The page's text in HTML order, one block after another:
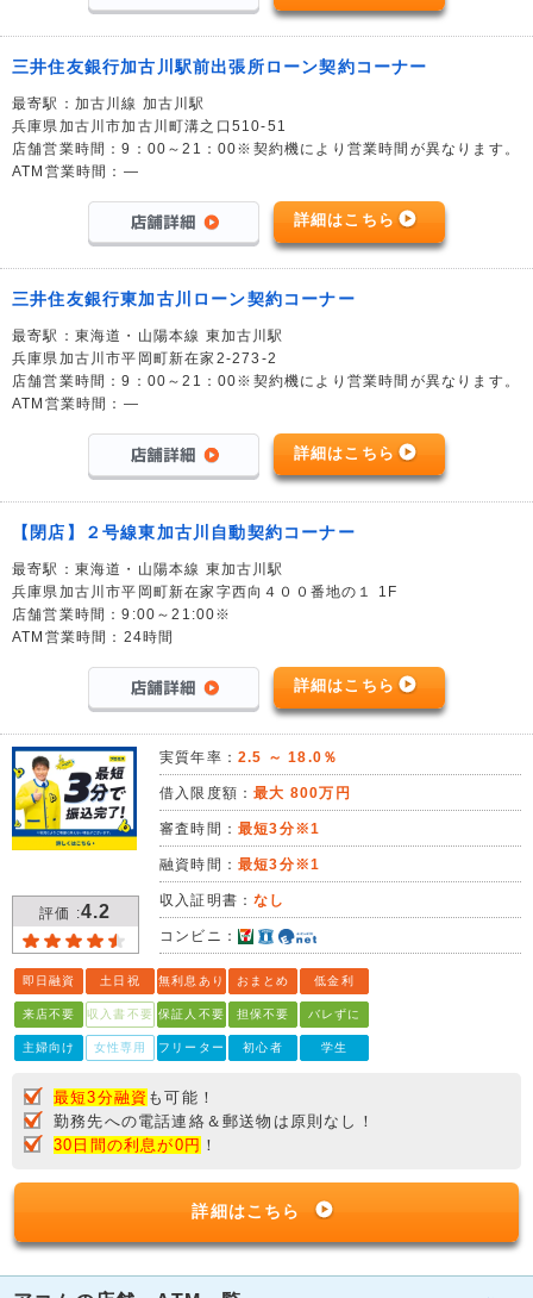
三井住友銀行加古川駅前出張所ローン契約コーナー
最寄駅：加古川線 加古川駅
兵庫県加古川市加古川町溝之口510-51
店舗営業時間：9：00～21：00※契約機により営業時間が異なります。
ATM営業時間：―
詳細はこちら
三井住友銀行東加古川ローン契約コーナー
最寄駅：東海道・山陽本線 東加古川駅
兵庫県加古川市平岡町新在家2-273-2
店舗営業時間：9：00～21：00※契約機により営業時間が異なります。
ATM営業時間：―
詳細はこちら
【閉店】２号線東加古川自動契約コーナー
最寄駅：東海道・山陽本線 東加古川駅
兵庫県加古川市平岡町新在家字西向４００番地の１ 1F
店舗営業時間：9:00～21:00※
ATM営業時間：24時間
詳細はこちら
評価 :4.2
実質年率： 2.5 ～ 18.0％
借入限度額：最大 800万円
審査時間： 最短3分※1
融資時間： 最短3分※1
収入証明書：なし
コンビニ：
即日融資 土日祝 無利息あり おまとめ 低金利
来店不要 収入書不要 保証人不要 担保不要 バレずに
主婦向け 女性専用 フリーター 初心者 学生
最短3分融資 も可能！
勤務先への電話連絡＆郵送物は原則なし！
30日間の利息が0円 ！
詳細はこちら